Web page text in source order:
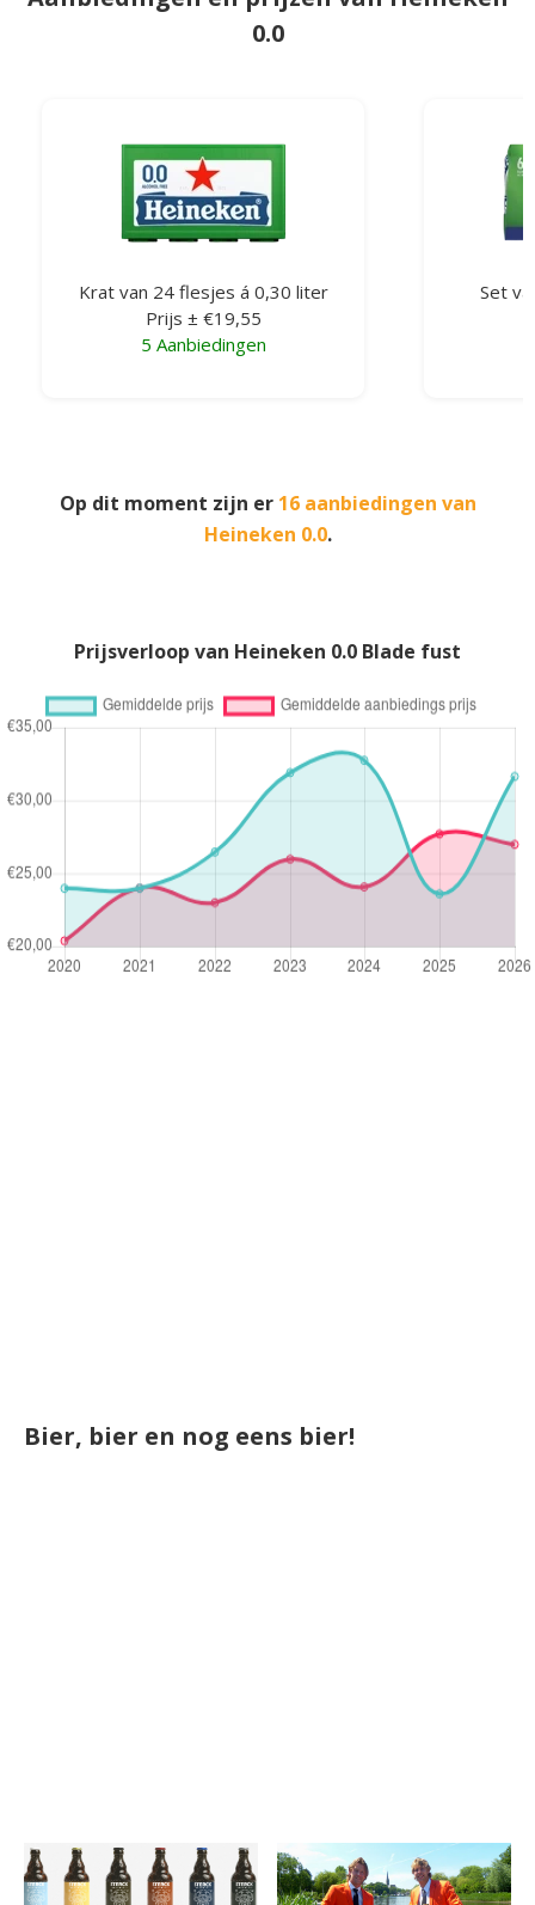
0.0
Krat van 24 flesjes á 0,30 liter
Prijs ± €19,55
5 Aanbiedingen
Set
Op dit moment zijn er 16 aanbiedingen van
Heineken 0.0.
Prijsverloop van Heineken 0.0 Blade fust
Bier, bier en nog eens bier!